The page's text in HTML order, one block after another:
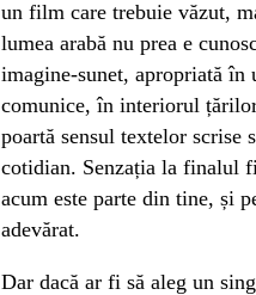
un film care trebuie văzut,
lumea arabă nu prea e
imagine-sunet, apropriată în
comunice, în interiorul
poartă sensul textelor
cotidian. Senzația la finalul
acum este parte din tine, și
adevărat.
Dar dacă ar fi să aleg un